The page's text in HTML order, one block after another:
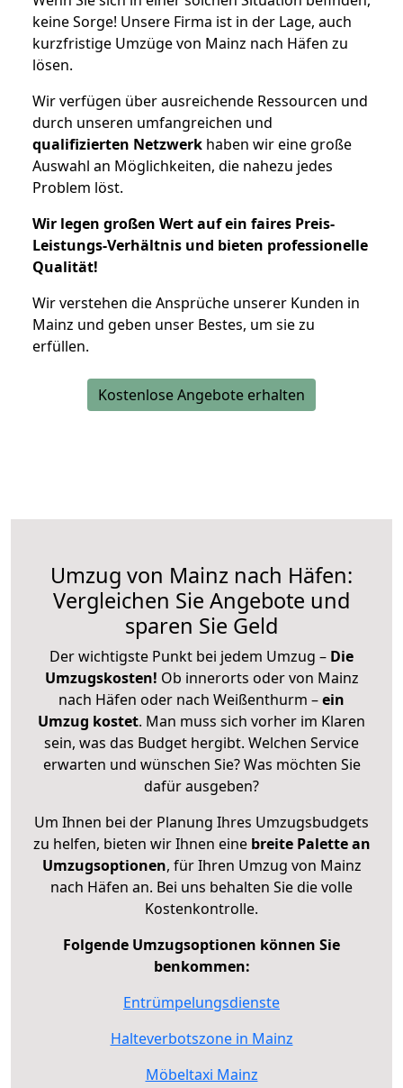
keine Sorge! Unsere Firma ist in der Lage, auch
kurzfristige Umzüge von Mainz nach Häfen zu
lösen.
Wir verfügen über ausreichende Ressourcen und
durch unseren umfangreichen und
qualifizierten Netzwerk haben wir eine große
Auswahl an Möglichkeiten, die nahezu jedes
Problem löst.
Wir legen großen Wert auf ein faires Preis-
Leistungs-Verhältnis und bieten professionelle
Qualität!
Wir verstehen die Ansprüche unserer Kunden in
Mainz und geben unser Bestes, um sie zu
erfüllen.
Kostenlose Angebote erhalten
Umzug von Mainz nach Häfen:
Vergleichen Sie Angebote und
sparen Sie Geld
Der wichtigste Punkt bei jedem Umzug – Die
Umzugskosten! Ob innerorts oder von Mainz
nach Häfen oder nach Weißenthurm –ein
Umzug kostet. Man muss sich vorher im Klaren
sein, was das Budget hergibt. Welchen Service
erwarten und wünschen Sie? Was möchten Sie
dafür ausgeben?
Um Ihnen bei der Planung Ihres Umzugsbudgets
zu helfen, bieten wir Ihnen eine breite Palette an
Umzugsoptionen, für Ihren Umzug von Mainz
nach Häfen an. Bei uns behalten Sie die volle
Kostenkontrolle.
Folgende Umzugsoptionen können Sie
benkommen:
Entrümpelungsdienste
Halteverbotszone in Mainz
Möbeltaxi Mainz